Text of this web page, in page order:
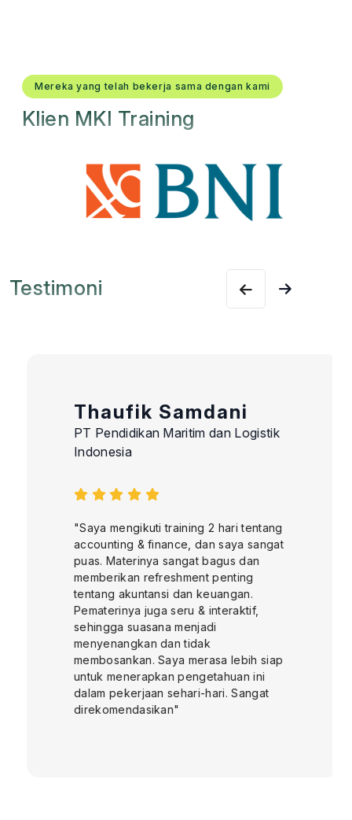
Mereka yang telah bekerja sama dengan kami
Klien MKI Training
Testimoni
Thaufik Samdani
PT Pendidikan Maritim dan Logistik
Indonesia
"Saya mengikuti training 2 hari tentang
accounting & finance, dan saya sangat
puas. Materinya sangat bagus dan
memberikan refreshment penting
tentang akuntansi dan keuangan.
Pematerinya juga seru & interaktif,
sehingga suasana menjadi
menyenangkan dan tidak
membosankan. Saya merasa lebih siap
untuk menerapkan pengetahuan ini
dalam pekerjaan sehari-hari. Sangat
direkomendasikan"